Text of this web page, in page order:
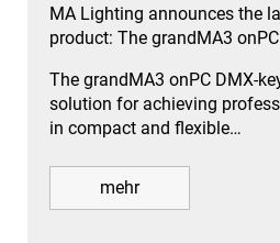
MA Lighting announces the
product: The grandMA3
The grandMA3 onPC DMX-
solution for achieving
in compact and flexible…
mehr